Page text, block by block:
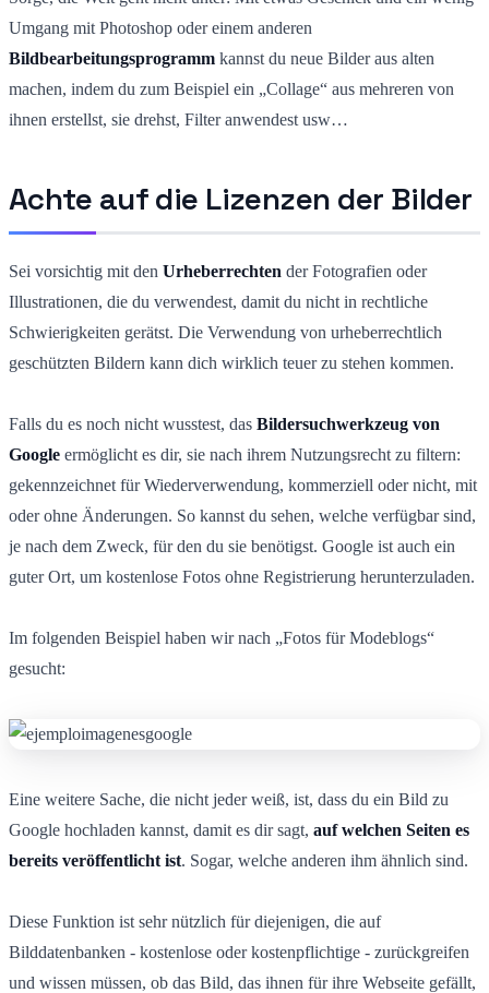
Umgang mit Photoshop oder einem anderen
Bildbearbeitungsprogramm kannst du neue Bilder aus alten
machen, indem du zum Beispiel ein „Collage“ aus mehreren von
ihnen erstellst, sie drehst, Filter anwendest usw…
Achte auf die Lizenzen der Bilder
Sei vorsichtig mit den Urheberrechten der Fotografien oder
Illustrationen, die du verwendest, damit du nicht in rechtliche
Schwierigkeiten gerätst. Die Verwendung von urheberrechtlich
geschützten Bildern kann dich wirklich teuer zu stehen kommen.
Falls du es noch nicht wusstest, das Bildersuchwerkzeug von
Google ermöglicht es dir, sie nach ihrem Nutzungsrecht zu filtern:
gekennzeichnet für Wiederverwendung, kommerziell oder nicht, mit
oder ohne Änderungen. So kannst du sehen, welche verfügbar sind,
je nach dem Zweck, für den du sie benötigst. Google ist auch ein
guter Ort, um kostenlose Fotos ohne Registrierung herunterzuladen.
Im folgenden Beispiel haben wir nach „Fotos für Modeblogs“
gesucht:
Eine weitere Sache, die nicht jeder weiß, ist, dass du ein Bild zu
Google hochladen kannst, damit es dir sagt, auf welchen Seiten es
bereits veröffentlicht ist. Sogar, welche anderen ihm ähnlich sind.
Diese Funktion ist sehr nützlich für diejenigen, die auf
Bilddatenbanken - kostenlose oder kostenpflichtige - zurückgreifen
und wissen müssen, ob das Bild, das ihnen für ihre Webseite gefällt,